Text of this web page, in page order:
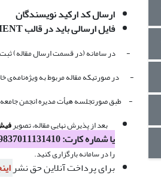
ارسال کد ارکید نویسندگان
فایل ارسالی باید در قالب WORD DOCUMENT باشد.
- در سامانه (در قسمت ارسال مقاله) ثبت
- در صورتیکه مقاله مربوط به ویژه‌نامه‌ی
- طبق صورتجلسه هیأت مدیره انجمن جامعه شناسی
بعد از پذیرش نهایی مقاله، تصویر
یا شماره کارت: 5859837011131410
را در سامانه بارگزاری کنید.
برای پرداخت آنلاین حق نشر